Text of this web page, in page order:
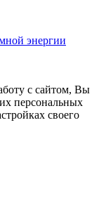
энергии
с сайтом, Вы
персональных
своего